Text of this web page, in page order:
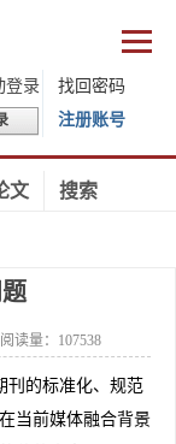
登录
找回密码
注册账号
文 搜索
阅读量： 107538
刊的标准化、规范
当前媒体融合背景